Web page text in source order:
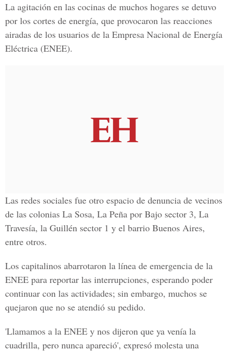
La agitación en las cocinas de muchos hogares se detuvo
por los cortes de energía, que provocaron las reacciones
airadas de los usuarios de la Empresa Nacional de Energía
Eléctrica (ENEE).
Las redes sociales fue otro espacio de denuncia de vecinos
de las colonias La Sosa, La Peña por Bajo sector 3, La
Travesía, la Guillén sector 1 y el barrio Buenos Aires,
entre otros.
Los capitalinos abarrotaron la línea de emergencia de la
ENEE para reportar las interrupciones, esperando poder
continuar con las actividades; sin embargo, muchos se
quejaron que no se atendió su pedido.
'Llamamos a la ENEE y nos dijeron que ya venía la
cuadrilla, pero nunca apareció', expresó molesta una